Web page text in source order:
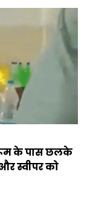
के पास छलके
स्वीपर को